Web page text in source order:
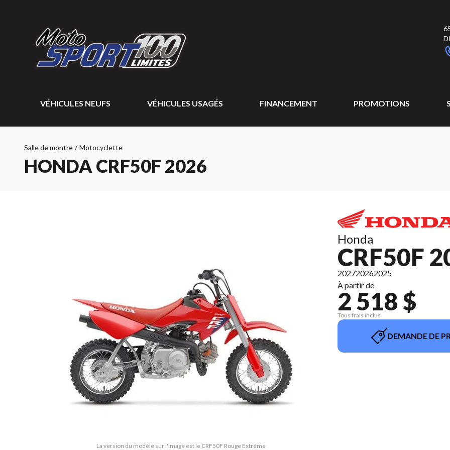
VÉHICULES NEUFS VÉHICULES USAGÉS FINANCEMENT PROMOTIONS
Salle de montre / Motocyclette
HONDA CRF50F 2026
La version du modèle sur l'image est le CRF50F Rouge Extrême
Honda
CRF50F
202720262025
À partir de
2 518 $
Tous frais inclus
DEMANDE DE